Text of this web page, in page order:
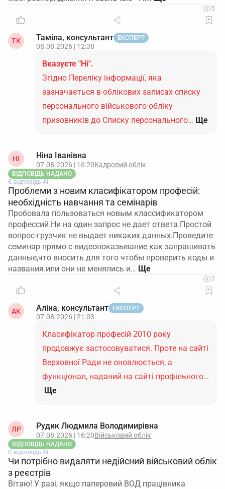
5
ТК Таміла, консультант ЕКСПЕРТ
08.08.2026 | 12:38
Вказуєте "Ні".
Згідно Переліку інформації, яка
зазначається в облікових записах списку
персонального військового обліку
призовників до Списку персонального… Ще
НІ Ніна Іванівна
07.08.2026 | 16:20Кадровий облік
ВІДПОВІДЬ НАДАНО
Є відповідь АІ
Проблеми з новим класифікатором професій:
необхідність навчання та семінарів
Пробовала пользоваться новым классификатором
профессий.Ни на один запрос не дает ответа.Простой
вопрос-грузчик не выдает никаких данных.Проведите
семинар прямо с видеопоказывание как запрашивать
данные,что вносить для того чтобы проверить коды и
названия.или они не менялись и…
7
АК Аліна, консультант ЕКСПЕРТ
07.08.2026 | 21:03
Класифікатор професій 2010 року
продовжує застосовуватися. Проте на сайті
Верховної Ради не оновлюється, а
функціонал, наданий на сайті профільного…
Ще
ЛР Рудик Людмила Володимирівна
07.08.2026 | 16:20Військовий облік
ВІДПОВІДЬ НАДАНО
Є відповідь АІ
Чи потрібно видаляти недійсний військовий облік
з реєстрів
Вітаю! У разі, якщо паперовий ВОД працівника